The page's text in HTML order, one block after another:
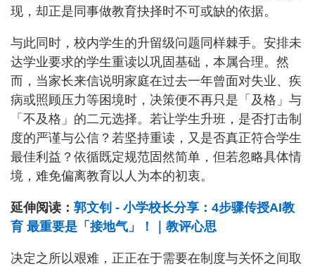
现，却正是同事做教育抉择时不可或缺的依据。
与此同时，校内学生的升留级问题同样棘手。安排未
达学业要求的学生重读以巩固基础，本属合理。然
而，当家长来信说明家庭在过去一年曾面对失业、疾
病或照顾压力等困境时，决策便不再只是「及格」与
「不及格」的二元选择。若让学生升班，是否打击制
度的严谨与公信？若坚持重读，又是否真正符合学生
最佳利益？依循既定规范固然简单，但若忽略具体情
境，难免偏离教育以人为本的初衷。
延伸阅读： 郭文钊 - 小学校长分享：4步骤传授AI教
育 最重要是「接地气」！｜教评心思
决定之所以艰难，正正在于需要在制度与关怀之间取